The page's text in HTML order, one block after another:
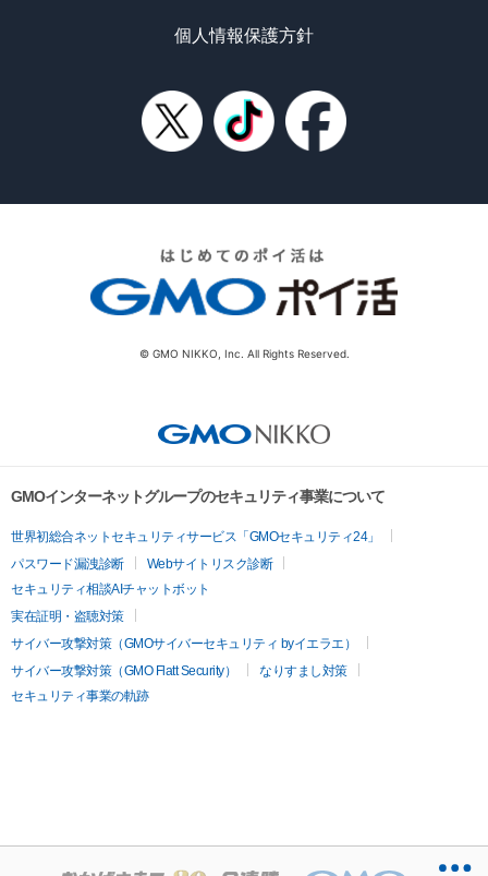
個人情報保護方針
© GMO NIKKO, Inc. All Rights Reserved.
GMOインターネットグループのセキュリティ事業について
世界初総合ネットセキュリティサービス「GMOセキュリティ24」
パスワード漏洩診断
Webサイトリスク診断
セキュリティ相談AIチャットボット
実在証明・盗聴対策
サイバー攻撃対策（GMOサイバーセキュリティ byイエラエ）
サイバー攻撃対策（GMO Flatt Security）
なりすまし対策
セキュリティ事業の軌跡